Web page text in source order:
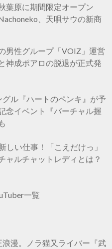
葉原に期間限定オープン
、天唄サウの新商
男性グループ「VOIZ」運営
神成ポアロの脱退が正式発
グル『ハートのペンキ』が予
イベント『バーチャル握
しい仕事！「こえだけっ」
ャルチャットレディとは？
一覧
漫。ノラ猫又ライバー『武